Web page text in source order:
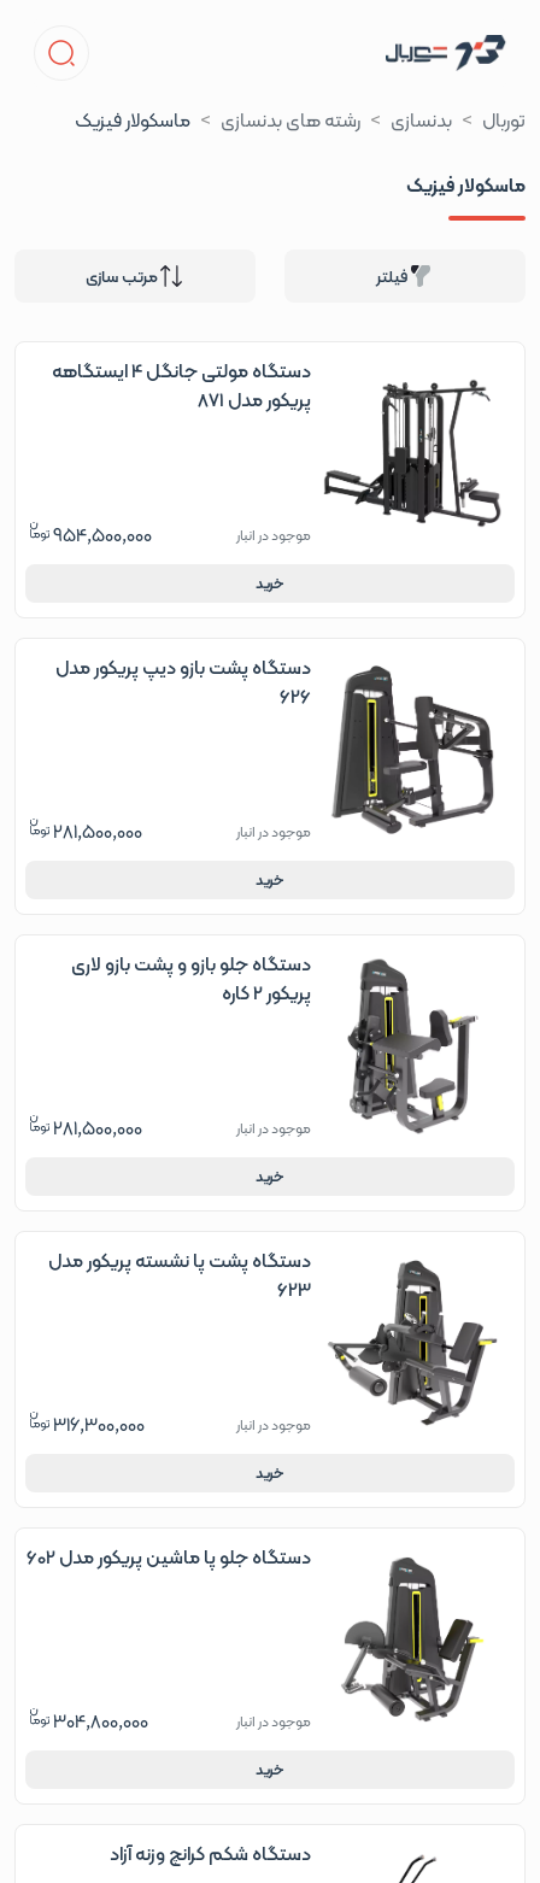
توربال بدنسازی رشته های بدنسازی
ماسکولار فیزیک
ماسکولار فیزیک
فیلتر مرتب سازی
دستگاه مولتی جانگل 4 ایستگاهه
پریکور مدل 871
موجود در انبار 954,500,000
خرید
دستگاه پشت بازو دیپ پریکور مدل
626
موجود در انبار 281,500,000
خرید
دستگاه جلو بازو و پشت بازو لاری
پریکور 2 کاره
موجود در انبار 281,500,000
خرید
دستگاه پشت پا نشسته پریکور مدل
623
موجود در انبار 316,300,000
خرید
دستگاه جلو پا ماشین پریکور مدل 602
موجود در انبار 304,800,000
خرید
دستگاه شکم کرانچ وزنه آزاد